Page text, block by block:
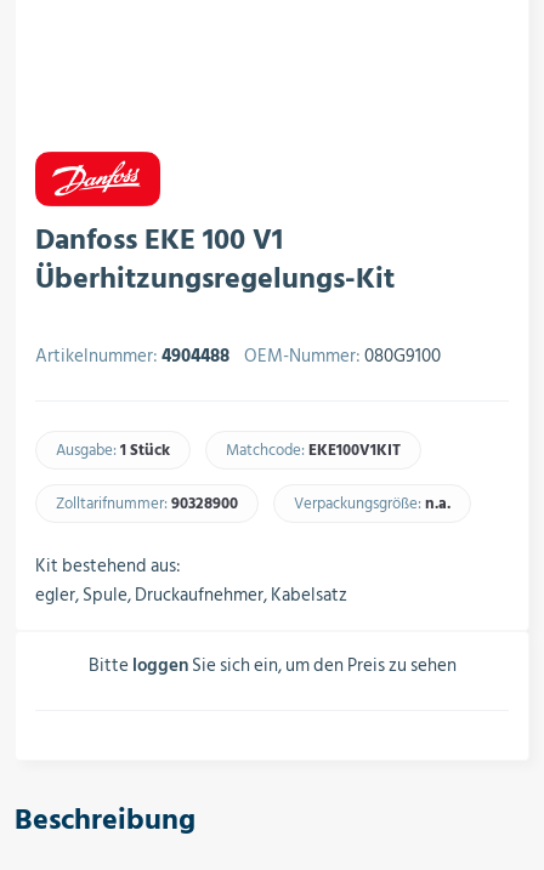
Klimatechnik
Regel- & Schaltventile
Schaltschränke
Rohrleitungskomponenten
Danfoss EKE 100 V1
Überhitzungsregelungs-Kit
Artikelnummer:4904488 OEM-Nummer:080G9100
Ausgabe:1 Stück Matchcode:EKE100V1KIT​
Zolltarifnummer:90328900​ Verpackungsgröße:n.a.​
Kit bestehend aus:
egler, Spule, Druckaufnehmer, Kabelsatz
Bitte loggenSie sich ein, um den Preis zu sehen
Beschreibung